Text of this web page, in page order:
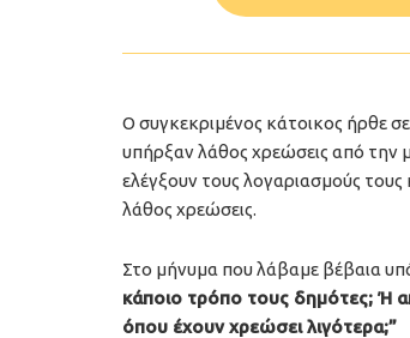
Ο συγκεκριμένος κάτοικος ήρθε
υπήρξαν λάθος χρεώσεις από την
ελέγξουν τους λογαριασμούς
λάθος χρεώσεις.
Στο μήνυμα που λάβαμε βέβαια
κάποιο τρόπο τους δημότες; Ή
όπου έχουν χρεώσει λιγότερα;”